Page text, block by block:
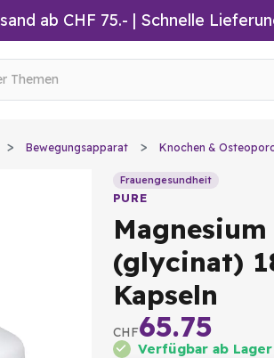
ab CHF 75.- | Schnelle
Bewegungsapparat Knochen &
Frauengesundheit
PURE
Magnesium
(glycinat)
Kapseln
CHF65.75
Verfügbar ab Lager